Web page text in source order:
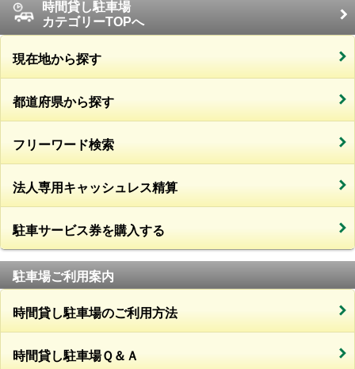
時間貸し駐車場
カテゴリーTOPへ
現在地から探す
都道府県から探す
フリーワード検索
法人専用キャッシュレス精算
駐車サービス券を購入する
駐車場ご利用案内
時間貸し駐車場のご利用方法
時間貸し駐車場Ｑ＆Ａ